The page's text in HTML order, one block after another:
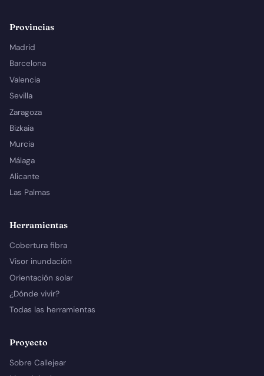
Provincias
Madrid
Barcelona
Valencia
Sevilla
Zaragoza
Bizkaia
Murcia
Málaga
Alicante
Las Palmas
Herramientas
Cobertura fibra
Visor inundación
Orientación solar
¿Dónde vivir?
Todas las herramientas
Proyecto
Sobre Callejear